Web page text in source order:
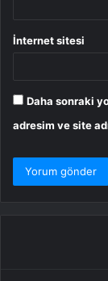
İnternet sitesi
Daha sonraki
adresim ve site